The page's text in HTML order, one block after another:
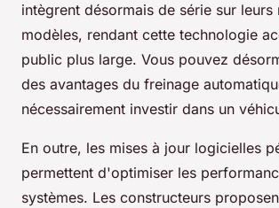
intègrent désormais de série sur leurs
modèles, rendant cette technologie
public plus large. Vous pouvez
des avantages du freinage
nécessairement investir dans un
En outre, les mises à jour logicielles
permettent d'optimiser les
systèmes. Les constructeurs